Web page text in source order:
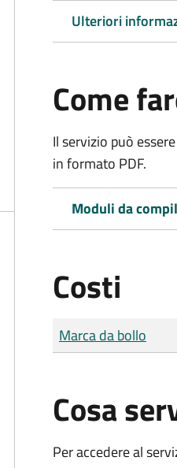
Ulteriori
Come
Il servizio può
in formato PDF.
Moduli da
Costi
Tipo di pagamento
Importo
Marca da bollo
Cosa
Per accedere al